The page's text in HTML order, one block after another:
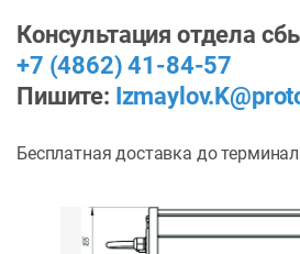
Консультация отдела
+7 (4862) 41-84-57
Пишите:
Бесплатная доставка до